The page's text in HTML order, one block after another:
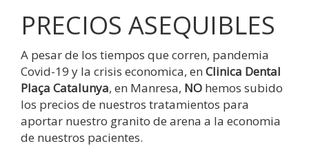
PRECIOS ASEQUIBLES
A pesar de los tiempos que corren, pandemia
Covid-19 y la crisis economica, en Clinica Dental
Plaça Catalunya, en Manresa, NO hemos subido
los precios de nuestros tratamientos para
aportar nuestro granito de arena a la economia
de nuestros pacientes.